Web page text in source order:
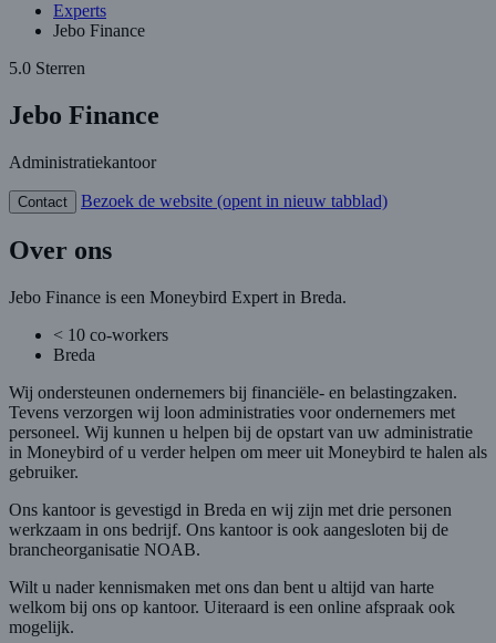
Experts
Jebo Finance
5.0 Sterren
Jebo Finance
Administratiekantoor
Contact Bezoek de website (opent in nieuw tabblad)
Over ons
Jebo Finance is een Moneybird Expert in Breda.
< 10 co-workers
Breda
Wij ondersteunen ondernemers bij financiële- en belastingzaken.
Tevens verzorgen wij loon administraties voor ondernemers met
personeel. Wij kunnen u helpen bij de opstart van uw administratie
in Moneybird of u verder helpen om meer uit Moneybird te halen als
gebruiker.
Ons kantoor is gevestigd in Breda en wij zijn met drie personen
werkzaam in ons bedrijf. Ons kantoor is ook aangesloten bij de
brancheorganisatie NOAB.
Wilt u nader kennismaken met ons dan bent u altijd van harte
welkom bij ons op kantoor. Uiteraard is een online afspraak ook
mogelijk.